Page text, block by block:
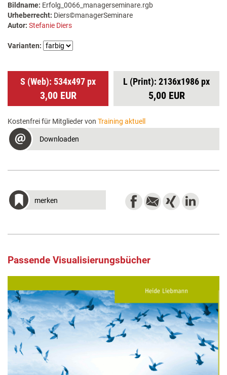
Bildname: Erfolg_0066_managerseminare.rgb
Urheberrecht: Diers©managerSeminare
Autor: Stefanie Diers
Varianten:
S (Web): 534x497 px
3,00 EUR
L (Print): 2136x1986 px
5,00 EUR
Kostenfrei für Mitglieder von Training aktuell
Downloaden
merken
Passende Visualisierungsbücher